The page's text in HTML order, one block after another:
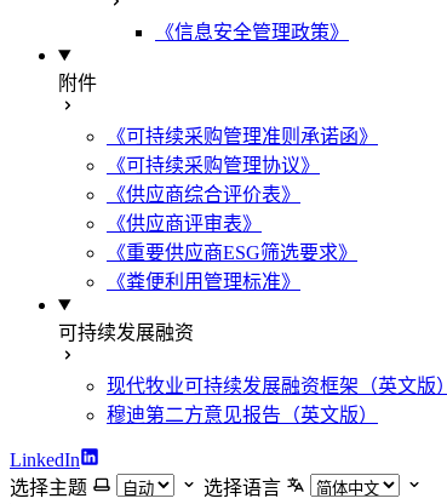
《信息安全管理政策》
附件
《可持续采购管理准则承诺函》
《可持续采购管理协议》
《供应商综合评价表》
《供应商评审表》
《重要供应商ESG筛选要求》
《粪便利用管理标准》
可持续发展融资
现代牧业可持续发展融资框架（英文版）
穆迪第二方意见报告（英文版）
LinkedIn
选择主题
选择语言